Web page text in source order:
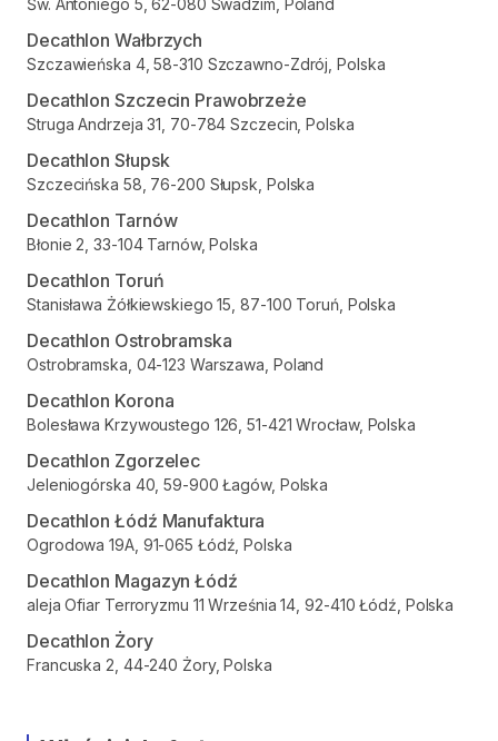
Św. Antoniego 5, 62-080 Swadzim, Poland
Decathlon Wałbrzych
Szczawieńska 4, 58-310 Szczawno-Zdrój, Polska
Decathlon Szczecin Prawobrzeże
Struga Andrzeja 31, 70-784 Szczecin, Polska
Decathlon Słupsk
Szczecińska 58, 76-200 Słupsk, Polska
Decathlon Tarnów
Błonie 2, 33-104 Tarnów, Polska
Decathlon Toruń
Stanisława Żółkiewskiego 15, 87-100 Toruń, Polska
Decathlon Ostrobramska
Ostrobramska, 04-123 Warszawa, Poland
Decathlon Korona
Bolesława Krzywoustego 126, 51-421 Wrocław, Polska
Decathlon Zgorzelec
Jeleniogórska 40, 59-900 Łagów, Polska
Decathlon Łódź Manufaktura
Ogrodowa 19A, 91-065 Łódź, Polska
Decathlon Magazyn Łódź
aleja Ofiar Terroryzmu 11 Września 14, 92-410 Łódź, Polska
Decathlon Żory
Francuska 2, 44-240 Żory, Polska